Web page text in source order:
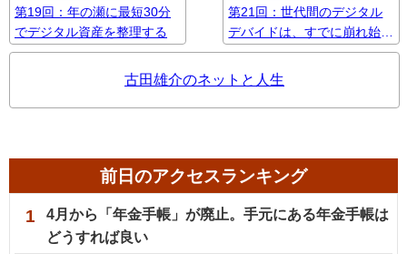
第19回：年の瀬に最短30分
でデジタル資産を整理する
第21回：世代間のデジタル
デバイドは、すでに崩れ始め
ている
古田雄介のネットと人生
前日のアクセスランキング
1
4月から「年金手帳」が廃止。手元にある年金手帳は
どうすれば良い